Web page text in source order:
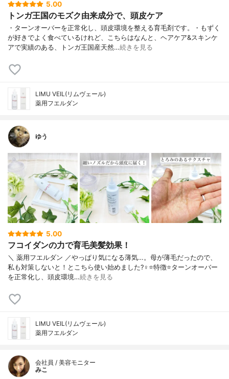
5.00
トンガ王国のモズク由来成分で、頭皮ケア
・ターンオーバーを正常化し、頭皮環境を整える育毛剤です。・もずく
が好きでよく食べているけれど、こちらはなんと、ヘアケア&スキンケ
アで実績のある、トンガ王国産天然…続きを見る
LIMU VEIL(リムヴェール)
薬用フエルダン
ゆう
5.00
フコイダンの力で育毛美髪効果！
＼ 薬用フエルダン ／やっぱり気になる薄気…。母が薄毛だったので、
私も対策しないと！とこちら使い始めました?‍♀️⭐️特徴⭐️ターンオーバー
を正常化し、頭皮環境…続きを見る
LIMU VEIL(リムヴェール)
薬用フエルダン
会社員 / 美容モニター
みこ